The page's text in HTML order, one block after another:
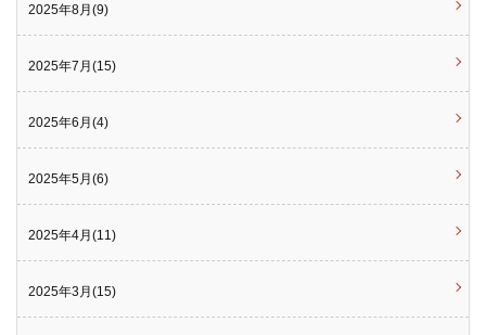
2025年8月(9)
2025年7月(15)
2025年6月(4)
2025年5月(6)
2025年4月(11)
2025年3月(15)